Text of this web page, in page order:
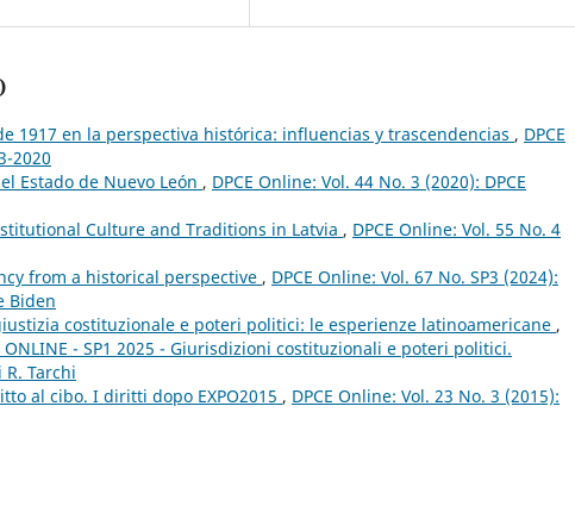
1917 en la perspectiva histórica: influencias y trascendencias , DPCE
2020
Estado de Nuevo León , DPCE Online: Vol. 44 No. 3 (2020): DPCE
Culture and Traditions in Latvia , DPCE Online: Vol. 55 No. 4
from a historical perspective , DPCE Online: Vol. 67 No. SP3 (2024):
Biden
costituzionale e poteri politici: le esperienze latinoamericane ,
ONLINE - SP1 2025 - Giurisdizioni costituzionali e poteri politici.
Tarchi
al cibo. I diritti dopo EXPO2015 , DPCE Online: Vol. 23 No. 3 (2015):